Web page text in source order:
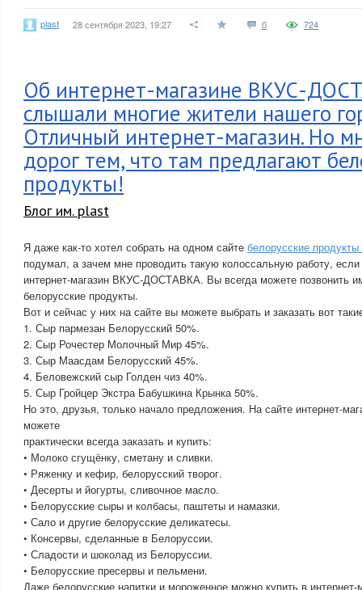
plast 28 сентября 2023, 19:27 0 724
Об интернет-магазине ВКУС-
слышали многие жители нашего
Отличный интернет-магазин. Но
дорог тем, что там предлагают
продукты!
Блог им. plast
Я даже как-то хотел собрать на одном сайте белорусские
подумал, а зачем мне проводить такую колоссальную работу,
интернет-магазин ВКУС-ДОСТАВКА. Вы всегда можете позвонить
белорусские продукты.
Вот и сейчас у них на сайте вы можете выбрать и заказать вот
1. Сыр пармезан Белорусский 50%.
2. Сыр Рочестер Молочный Мир 45%.
3. Сыр Маасдам Белорусский 45%.
4. Беловежский сыр Голден чиз 40%.
5. Сыр Гройцер Экстра Бабушкина Крынка 50%.
Но это, друзья, только начало предложения. На сайте интернет-
можете
практически всегда заказать и купить:
• Молоко сгущёнку, сметану и сливки.
• Ряженку и кефир, белорусский творог.
• Десерты и йогурты, сливочное масло.
• Белорусские сыры и колбасы, паштеты и намазки.
• Сало и другие белорусские деликатесы.
• Консервы, сделанные в Белоруссии.
• Сладости и шоколад из Белоруссии.
• Белорусские пресервы и пельмени.
Даже белорусские напитки и мороженное можно купить в